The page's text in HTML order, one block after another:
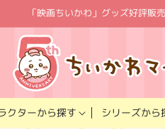
「映画ちいかわ」グッズ好評販売
クターから探す シリーズから